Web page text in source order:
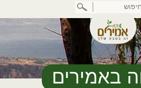
לתוכן
המרכזי
באמירים